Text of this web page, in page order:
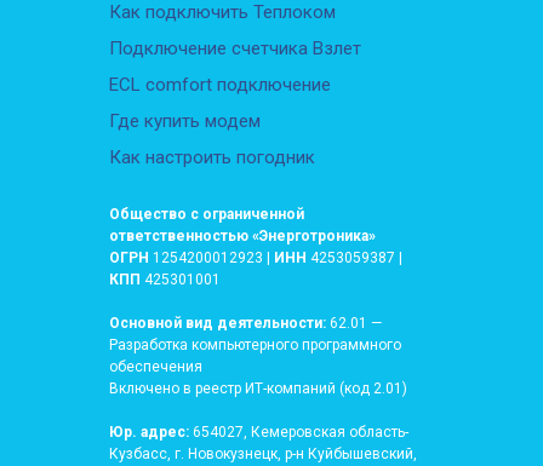
Общество с ограниченной
ответственностью «Энерготроника»
ОГРН 1254200012923 | ИНН 4253059387 |
КПП 425301001
Основной вид деятельности: 62.01 —
Разработка компьютерного программного
обеспечения
Включено в реестр ИТ-компаний (код 2.01)
Юр. адрес: 654027, Кемеровская область-
Кузбасс, г. Новокузнецк, р-н Куйбышевский,
Как подключить Теплоком
Подключение счетчика Взлет
ECL comfort подключение
Где купить модем
Как настроить погодник